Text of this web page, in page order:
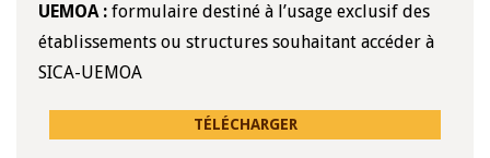
UEMOA : formulaire destiné à l’usage exclusif des
établissements ou structures souhaitant accéder à
SICA-UEMOA
TÉLÉCHARGER